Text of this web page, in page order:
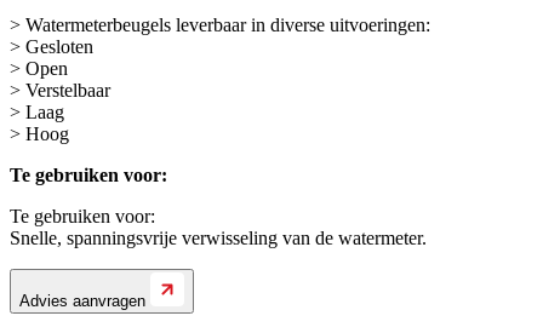
> Watermeterbeugels leverbaar in diverse uitvoeringen:
> Gesloten
> Open
> Verstelbaar
> Laag
> Hoog
Te gebruiken voor:
Te gebruiken voor:
Snelle, spanningsvrije verwisseling van de watermeter.
Advies aanvragen